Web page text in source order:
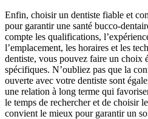
Enfin, choisir un dentiste fiable et
pour garantir une santé bucco-
compte les qualifications,
l’emplacement, les horaires et les
dentiste, vous pouvez faire un choix
spécifiques. N’oubliez pas que la
ouverte avec votre dentiste sont
une relation à long terme qui
le temps de rechercher et de choisir
convient le mieux pour garantir un